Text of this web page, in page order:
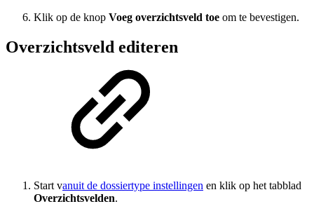
Klik op de knop Voeg overzichtsveld toe om te bevestigen.
Overzichtsveld editeren
Start vanuit de dossiertype instellingen en klik op het tabblad
Overzichtsvelden.